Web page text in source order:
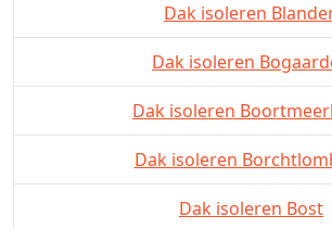
Dak isoleren
Dak isoleren
Dak isoleren
Dak isoleren
Dak isoleren Bost